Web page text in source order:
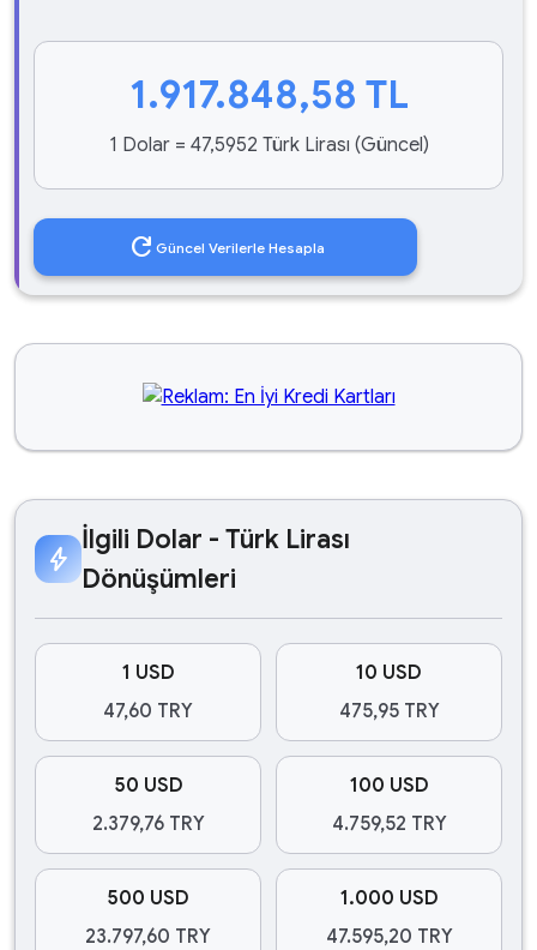
1.917.848,58 TL
1 Dolar = 47,5952 Türk Lirası (Güncel)
refresh Güncel Verilerle Hesapla
bolt
İlgili Dolar - Türk Lirası
Dönüşümleri
1 USD
47,60 TRY
10 USD
475,95 TRY
50 USD
2.379,76 TRY
100 USD
4.759,52 TRY
500 USD
23.797,60 TRY
1.000 USD
47.595,20 TRY